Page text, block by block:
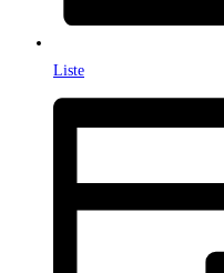
Liste